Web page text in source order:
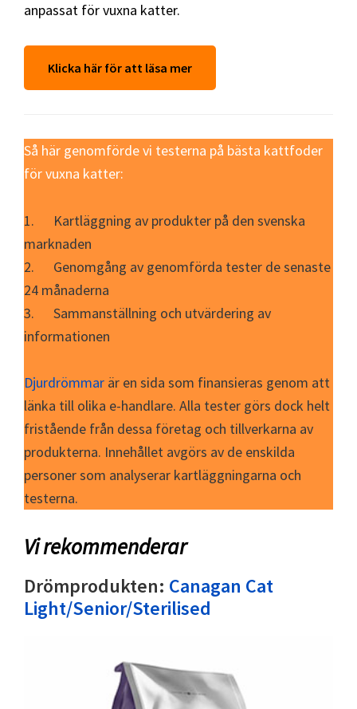
anpassat för vuxna katter.
Klicka här för att läsa mer
Så här genomförde vi testerna på bästa kattfoder
för vuxna katter:
1. Kartläggning av produkter på den svenska
marknaden
2. Genomgång av genomförda tester de senaste
24 månaderna
3. Sammanställning och utvärdering av
informationen
Djurdrömmar är en sida som finansieras genom att
länka till olika e-handlare. Alla tester görs dock helt
fristående från dessa företag och tillverkarna av
produkterna. Innehållet avgörs av de enskilda
personer som analyserar kartläggningarna och
testerna.
Vi rekommenderar
Drömprodukten: Canagan Cat
Light/Senior/Sterilised